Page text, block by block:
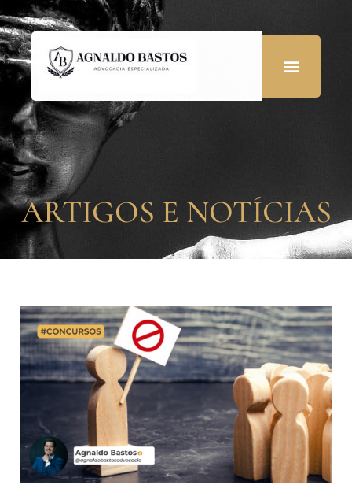
ARTIGOS E NOTÍCIAS